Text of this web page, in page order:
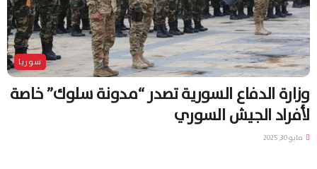
سوريا
وزارة الدفاع السورية تصدر “مدونة سلوك” خاصة
لأفراد الجيش السوري
مايو 30, 2025